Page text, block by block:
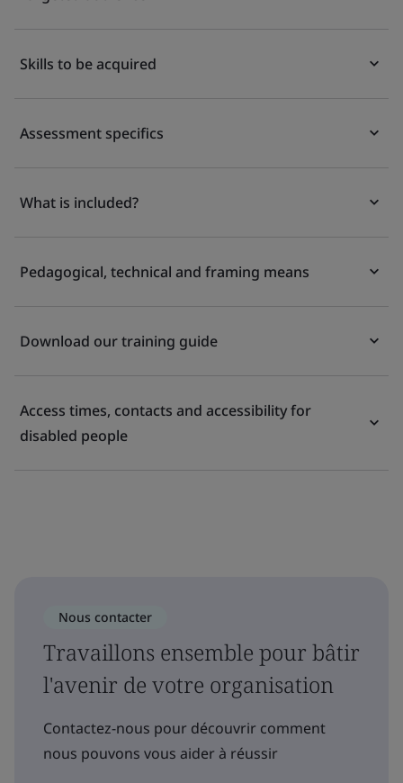
Skills to be acquired
Assessment specifics
What is included?
Pedagogical, technical and framing means
Download our training guide
Access times, contacts and accessibility for
disabled people
Nous contacter
Travaillons ensemble pour bâtir
l'avenir de votre organisation
Contactez-nous pour découvrir comment
nous pouvons vous aider à réussir